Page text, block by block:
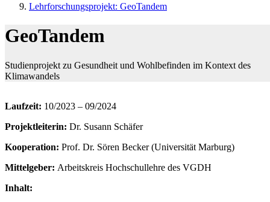
Lehrforschungsprojekt: GeoTandem
GeoTandem
Studienprojekt zu Gesundheit und Wohlbefinden im Kontext des
Klimawandels
Laufzeit: 10/2023 – 09/2024
Projektleiterin: Dr. Susann Schäfer
Kooperation: Prof. Dr. Sören Becker (Universität Marburg)
Mittelgeber: Arbeitskreis Hochschullehre des VGDH
Inhalt: